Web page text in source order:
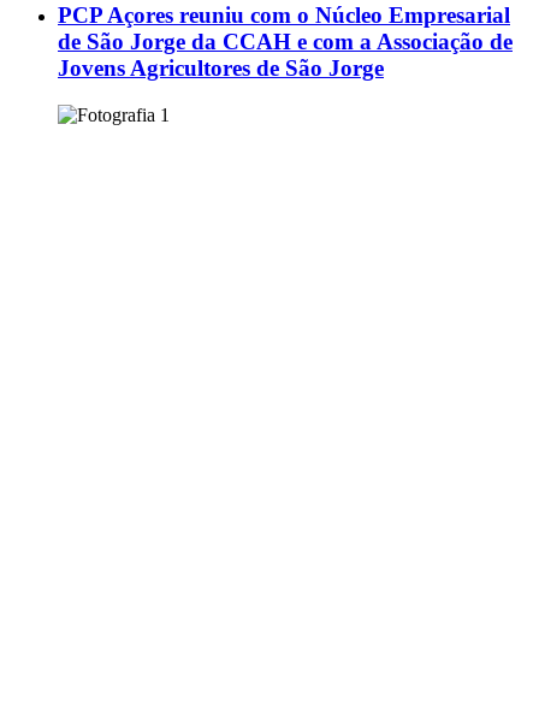
PCP Açores reuniu com o Núcleo Empresarial
de São Jorge da CCAH e com a Associação de
Jovens Agricultores de São Jorge